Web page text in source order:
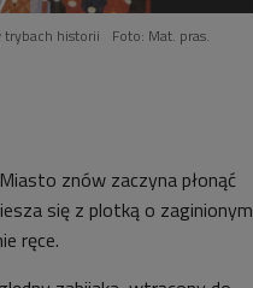
historii Foto: Mat. pras.
znów zaczyna płonąć
się z plotką o zaginionym
ręce.